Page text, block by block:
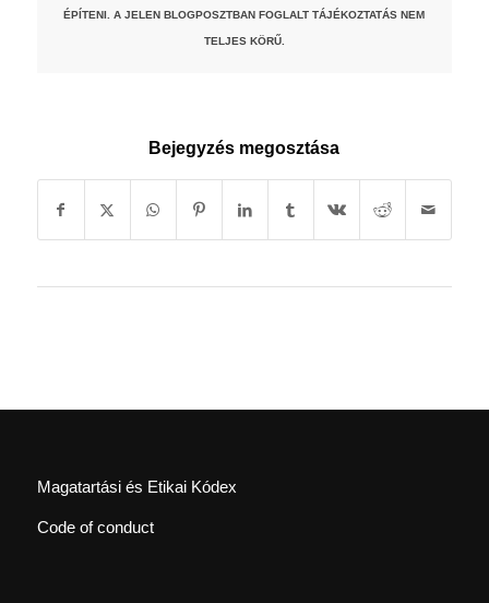
ÉPÍTENI. A JELEN BLOGPOSZTBAN FOGLALT TÁJÉKOZTATÁS NEM
TELJES KÖRŰ.
Bejegyzés megosztása
Magatartási és Etikai Kódex
Code of conduct